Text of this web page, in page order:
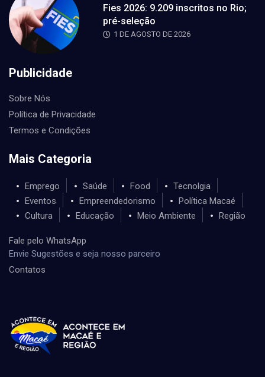
Fies 2026: 9.209 inscritos no Rio;
pré-seleção
1 DE AGOSTO DE 2026
Publicidade
Sobre Nós
Política de Privacidade
Termos e Condições
Mais Categoria
Emprego Saúde Food
Tecnolgia
Eventos
Empreendedorismo
Política Macaé
Cultura
Educação Meio Ambiente Região
Fale pelo WhatsApp
Envie Sugestões e seja nosso parceiro
Contatos